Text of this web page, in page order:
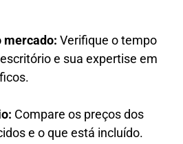
mercado: Verifique o tempo
e sua expertise em
Compare os preços dos
e o que está incluído.